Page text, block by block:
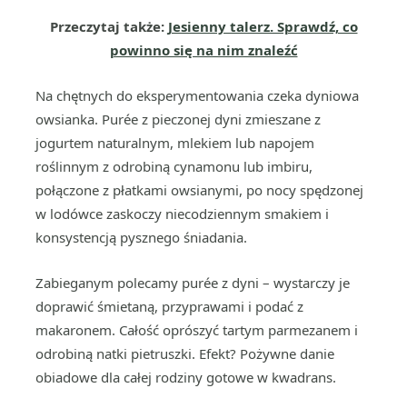
Przeczytaj także: Jesienny talerz. Sprawdź, co
powinno się na nim znaleźć
Na chętnych do eksperymentowania czeka dyniowa
owsianka. Purée z pieczonej dyni zmieszane z
jogurtem naturalnym, mlekiem lub napojem
roślinnym z odrobiną cynamonu lub imbiru,
połączone z płatkami owsianymi, po nocy spędzonej
w lodówce zaskoczy niecodziennym smakiem i
konsystencją pysznego śniadania.
Zabieganym polecamy purée z dyni – wystarczy je
doprawić śmietaną, przyprawami i podać z
makaronem. Całość oprószyć tartym parmezanem i
odrobiną natki pietruszki. Efekt? Pożywne danie
obiadowe dla całej rodziny gotowe w kwadrans.